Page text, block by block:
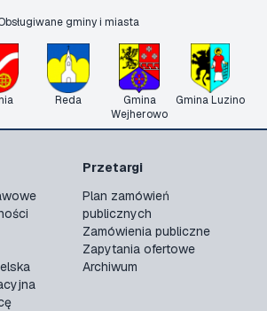
gminy i miasta
Reda
Gmina
Wejherowo
Gmina Luzino
Przetargi
Plan zamówień
publicznych
Zamówienia publiczne
Zapytania ofertowe
Archiwum